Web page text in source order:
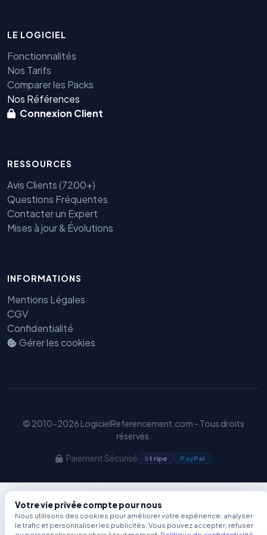
LE LOGICIEL
Fonctionnalités
Nos Tarifs
Comparer les Packs
Nos Références
Connexion Client
RESSOURCES
Avis Clients (7200+)
Questions Fréquentes
Contacter un Expert
Mises à jour & Évolutions
INFORMATIONS
Mentions Légales
CGV
Confidentialité
Gérer les cookies
© 2010-2026 LogicielReferencement.com - Tous droits
réservés.
Paiement Sécurisé Stripe PayPal
Votre vie privée compte pour nous
Nous utilisons des cookies pour améliorer votre expérience, analyser
le trafic et personnaliser les publicités. Vous pouvez accepter, refuser